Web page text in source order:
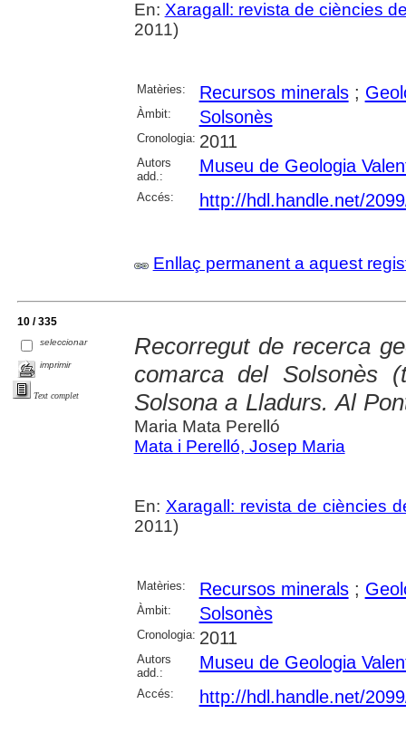
En: Xaragall: revista de ciències
2011)
Matèries: Recursos minerals;
Àmbit: Solsonès
Cronologia: 2011
Autors
add.:
Museu de Geologia
Accés: http://hdl.handle.net/
Enllaç permanent a aquest
10 / 335
seleccionar
imprimir
Text complet
Recorregut de recerca
comarca del Solsonès
Solsona a Lladurs. Al
Maria Mata Perelló
Mata i Perelló, Josep Maria
En: Xaragall: revista de ciències
2011)
Matèries: Recursos minerals;
Àmbit: Solsonès
Cronologia: 2011
Autors
add.:
Museu de Geologia
Accés: http://hdl.handle.net/